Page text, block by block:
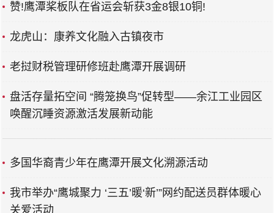
赞!鹰潭桨板队在省运会斩获3金8银10铜!
龙虎山：康养文化融入古镇夜市
老挝财税管理研修班赴鹰潭开展调研
盘活存量拓空间 “腾笼换鸟”促转型——余江工业园区
唤醒沉睡资源激活发展新动能
多国华裔青少年在鹰潭开展文化溯源活动
我市举办“鹰城聚力 ‘三五’暖‘新’”网约配送员群体暖心
关爱活动